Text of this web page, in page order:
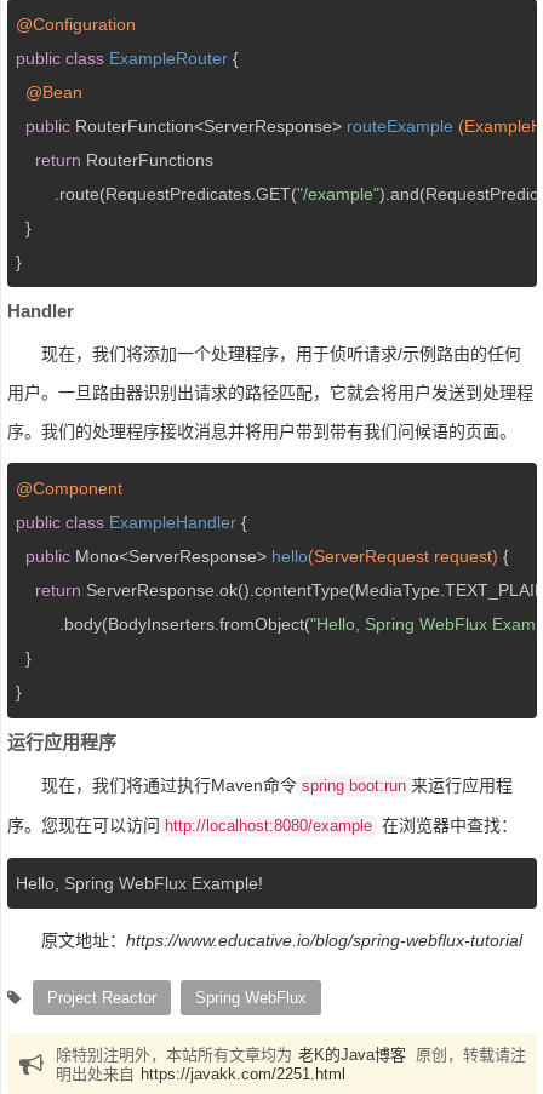
@Configuration
public class ExampleRouter {
@Bean
public RouterFunction<ServerResponse> routeExample
return RouterFunctions
        .route(RequestPredicates.GET(
"/example"
  }
Handler
现在，我们将添加一个处理程序，用于侦听请求/示例路由的任何
用户。一旦路由器识别出请求的路径匹配，它就会将用户发送到处理程
序。我们的处理程序接收消息并将用户带到带有我们问候语的页面。
@Component
public class ExampleHandler {
public Mono<ServerResponse> hello(ServerRequest request) {
return
         .body(BodyInserters.fromObject(
"Hello, Spring WebFlux
  }
运行应用程序
现在，我们将通过执行Maven命令 spring boot:run 来运行应用程
序。您现在可以访问 http://localhost:8080/example 在浏览器中查找：
Hello, Spring WebFlux Example!
原文地址： https://www.educative.io/blog/spring-webflux-tutorial
Project Reactor Spring WebFlux
除特别注明外，本站所有文章均为 老K的Java博客 原创，转载请注
明出处来自 https://javakk.com/2251.html